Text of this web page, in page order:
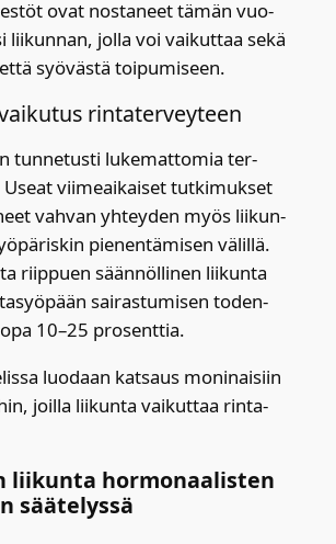
ovat nos­ta­neet tämän vuo­
lii­kun­nan, jol­la voi vai­kut­taa sekä
syö­väs­tä toi­pu­mi­seen.
rin­ta­ter­vey­teen
tun­ne­tus­ti luke­mat­to­mia ter­
vii­me­ai­kai­set tut­ki­muk­set
vah­van yhtey­den myös lii­kun­
pie­nen­tä­mi­sen välil­lä.
riip­puen sään­nöl­li­nen lii­kun­ta
sai­ras­tu­mi­sen toden­
10–25 pro­sent­tia.
luo­daan kat­saus moni­nai­siin
joil­la lii­kun­ta vai­kut­taa rin­ta­
lii­kun­ta hor­mo­naa­lis­ten
sää­te­lys­sä